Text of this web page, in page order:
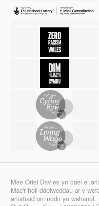
Mae Oriel Davies yn cael ei
Mae'r holl ddelweddau ar y
artistiaid oni nodir yn wahanol.